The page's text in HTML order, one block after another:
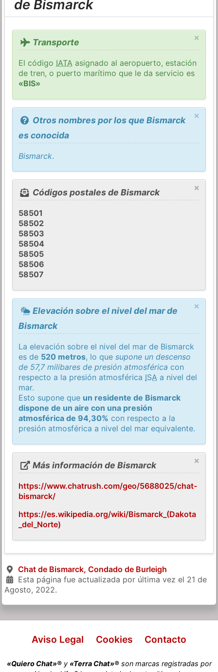
de Bismarck
×
Transporte
El código IATA asignado al aeropuerto, estación
de tren, o puerto marítimo que le da servicio es
«BIS»
×
Otros nombres por los que Bismarck
es conocida
Bismarck.
×
Códigos postales de Bismarck
58501
58502
58503
58504
58505
58506
58507
×
Elevación sobre el nivel del mar de
Bismarck
La elevación sobre el nivel del mar de Bismarck
es de 520 metros, lo quesupone un descenso
de 57,7 milibares de presión atmosférica con
respecto a la presión atmosférica ISA a nivel del
mar.
Esto supone que un residente de Bismarck
dispone de un aire con una presión
atmosférica de 94,30% con respecto a la
presión atmosférica a nivel del mar equivalente.
×
Más información de Bismarck
https://www.chatrush.com/geo/5688025/chat-
bismarck/
https://es.wikipedia.org/wiki/Bismarck_(Dakota
_del_Norte)
Chat de Bismarck, Condado de Burleigh
Esta página fue actualizada por última vez el 21 de
Agosto, 2022.
Aviso Legal Cookies Contacto
«Quiero Chat»®y «Terra Chat»®son marcas registradas por